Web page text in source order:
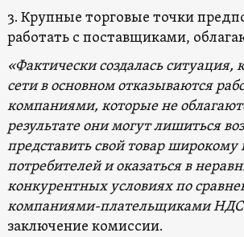
3. Крупные торговые точки
работать с поставщиками,
«Фактически создалась ситуация,
сети в основном отказываются
компаниями, которые не
результате они могут лишиться
представить свой товар широкому
потребителей и оказаться в
конкурентных условиях по
компаниями-плательщиками
заключение комиссии.